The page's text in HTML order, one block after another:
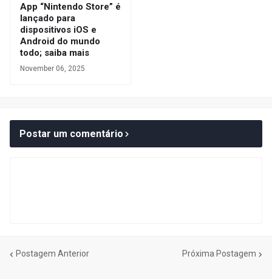
App “Nintendo Store” é
lançado para
dispositivos iOS e
Android do mundo
todo; saiba mais
November 06, 2025
Postar um comentário
Postagem Anterior Próxima Postagem